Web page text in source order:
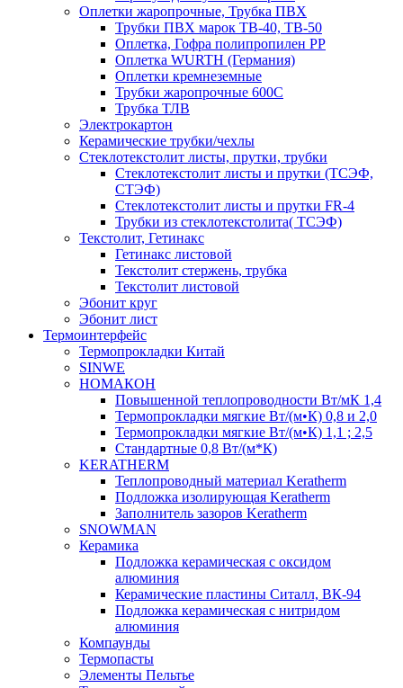
Оплетки жаропрочные, Трубка ПВХ
Трубки ПВХ марок ТВ-40, ТВ-50
Оплетка, Гофра полипропилен PP
Оплетка WURTH (Германия)
Оплетки кремнеземные
Трубки жаропрочные 600С
Трубка ТЛВ
Электрокартон
Керамические трубки/чехлы
Cтеклотекстолит листы, прутки, трубки
Стеклотекстолит листы и прутки (ТСЭФ,
СТЭФ)
Стеклотекстолит листы и прутки FR-4
Трубки из стеклотекстолита( ТСЭФ)
Текстолит, Гетинакс
Гетинакс листовой
Текстолит стержень, трубка
Текстолит листовой
Эбонит круг
Эбонит лист
Термоинтерфейс
Термопрокладки Китай
SINWE
НОМАКОН
Повышенной теплопроводности Вт/мК 1,4
Термопрокладки мягкие Вт/(м•К) 0,8 и 2,0
Термопрокладки мягкие Вт/(м•К) 1,1 ; 2,5
Стандартные 0,8 Вт/(м*К)
KERATHERM
Теплопроводный материал Keratherm
Подложка изолирующая Keratherm
Заполнитель зазоров Keratherm
SNOWMAN
Керамика
Подложка керамическая с оксидом
алюминия
Керамические пластины Ситалл, ВК-94
Подложка керамическая с нитридом
алюминия
Компаунды
Термопасты
Элементы Пельтье